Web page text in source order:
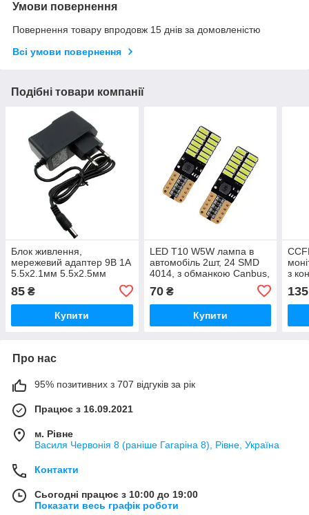
Умови повернення
Повернення товару впродовж 15 днів за домовленістю
Всі умови повернення
Подібні товари компанії
Блок живлення,
мережевий адаптер 9В 1А
5.5x2.1мм 5.5x2.5мм
85 ₴
Купити
LED T10 W5W лампа в
автомобіль 2шт, 24 SMD
4014, з обманкою Canbus,
70₴
Купити
з
135
Про нас
95% позитивних з 707 відгуків за рік
Працює з 16.09.2021
м. Рівне
Василя Червонія 8 (раніше Гагаріна 8), Рівне, Україна
Контакти
Сьогодні працює з 10:00 до 19:00
Показати весь графік роботи